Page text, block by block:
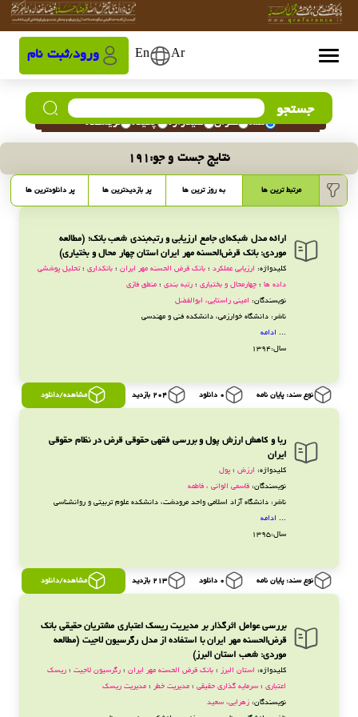
Ar
En ورود/ثبت نام
جستجو
همه عنوان کلیدواژه چکیده نویسنده
نتایج جست و جو:191
مرتبط ترین ها به روز ترین ها پر بازدیدترین ها پر دانلودترین ها
ارائه مدل شبکه‌ای جامع ارزیابی و رتبه‌بندی شعب بانک؛ (مطالعه
موردی: بانک قرض‌الحسنه مهر ایران استان چهار محال و بختیاری)
کلیدواژه: ارزیابی عملکرد ؛ بانک قرض الحسنه مهر ایران ؛ بانکداری ؛تحلیل پوششی
داده ها ؛ چهارمحال و بختیاری ؛ رتبه بندی ؛ منطق فازی
نویسندگان: امینی راستایی، ابوالفضل
ناشر: دانشگاه خوارزمی، دانشکده فنی و مهندسی
... ادامه
سال:1394
نوع سند: پایان نامه 0 دانلود 204 بازدید مشاهده/دانلود
ربا و کاهش ارزش پول و بررسی فقهی حقوقی قرض در نظام حقوقی
ایران
کلیدواژه: ارزش ؛ پول
نویسندگان: قاسمی الوانی ، فاطمه
ناشر: دانشگاه آزاد اسلامی ‌واحد مرودشت، دانشکده علوم تربیتی و روانشناسی
... ادامه
سال:1395
نوع سند: پایان نامه 0 دانلود 213 بازدید مشاهده/دانلود
بررسی عوامل اثرگذار بر مدیریت ریسک اعتباری مشتریان حقیقی بانک
قرض‌الحسنه مهر ایران با استفاده از مدل رگرسیون لاجیت (مطالعه
موردی: شعب استان البرز)
کلیدواژه: استان البرز ؛ بانک قرض الحسنه مهر ایران ؛ رگرسیون لاجیت ؛ ریسک
اعتباری ؛ سرمایه گذاری حقیقی ؛ مدیریت خطر ؛ مدیریت ریسک
نویسندگان: زهرایی، سعید